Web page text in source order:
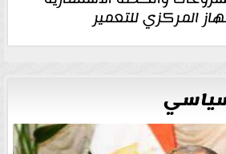
المركزي للتعمير